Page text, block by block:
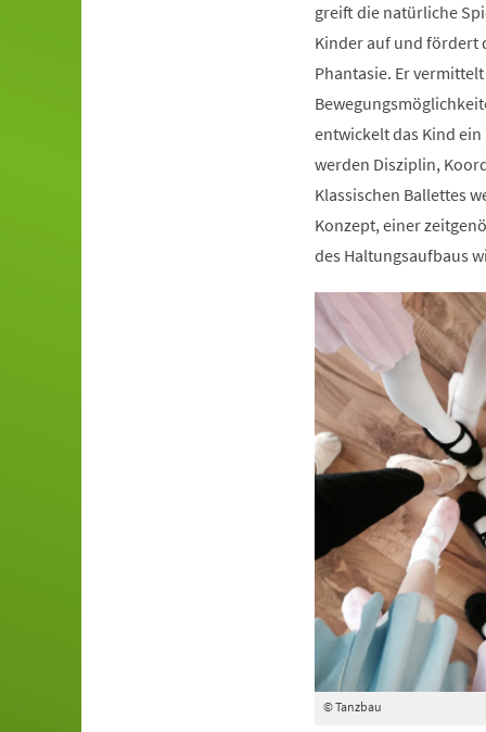
greift die natürliche
Kinder auf und fördert
Phantasie. Er
entwickelt das Kind
werden Disziplin,
Klassischen Ballettes
Konzept, einer
des Haltungsaufbaus
© Tanzbau